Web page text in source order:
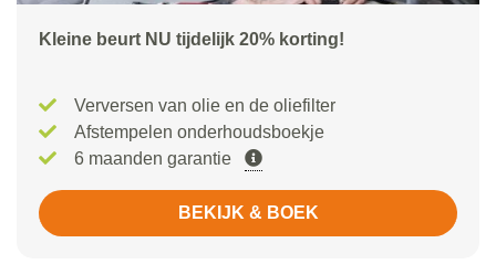
Kleine beurt NU tijdelijk 20% korting!
Verversen van olie en de oliefilter
Afstempelen onderhoudsboekje
6 maanden garantie
BEKIJK & BOEK